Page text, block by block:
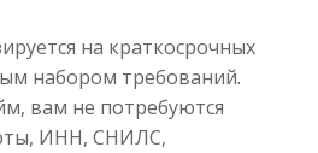
на краткосрочных
набором требований.
вам не потребуются
ИНН, СНИЛС,